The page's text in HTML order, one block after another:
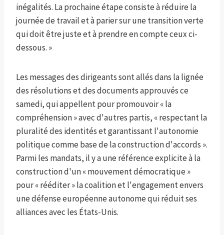
inégalités. La prochaine étape consiste à réduire la
journée de travail et à parier sur une transition verte
qui doit être juste et à prendre en compte ceux ci-
dessous. »
Les messages des dirigeants sont allés dans la lignée
des résolutions et des documents approuvés ce
samedi, qui appellent pour promouvoir « la
compréhension » avec d'autres partis, « respectant la
pluralité des identités et garantissant l'autonomie
politique comme base de la construction d'accords ».
Parmi les mandats, il y a une référence explicite à la
construction d'un « mouvement démocratique »
pour « rééditer » la coalition et l'engagement envers
une défense européenne autonome qui réduit ses
alliances avec les États-Unis.